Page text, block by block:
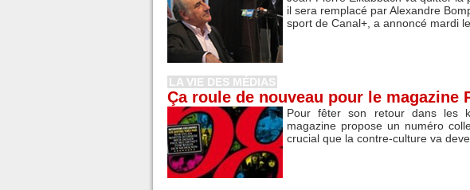
il sera remplacé par Alexandre
sport de Canal+, a annoncé mardi
LA VIE DES MÉDIAS
Ça roule de nouveau pour le magazine
Pour fêter son retour dans les
magazine propose un numéro
crucial que la contre-culture va